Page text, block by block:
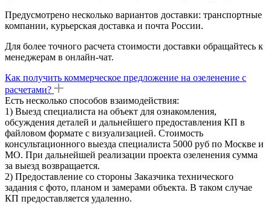
Предусмотрено несколько вариантов доставки: транспортные
компании, курьерская доставка и почта России.
Для более точного расчета стоимости доставки обращайтесь к
менеджерам в онлайн-чат.
Как получить коммерческое предложение на озеленение с
расчетами?
Есть несколько способов взаимодействия:
1) Выезд специалиста на объект для ознакомления,
обсуждения деталей и дальнейшего предоставления КП в
файловом формате с визуализацией. Стоимость
консультационного выезда специалиста 5000 руб по Москве и
МО. При дальнейшей реализации проекта озеленения сумма
за выезд возвращается.
2) Предоставление со стороны Заказчика технического
задания с фото, планом и замерами объекта. В таком случае
КП предоставляется удаленно.